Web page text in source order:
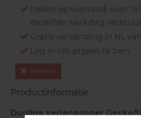
Indien op voorraad, voor
dezelfde werkdag
Gratis verzending in NL
Log in om prijzen te zien.
Bestellen
Productinformatie
Duoline verlengsnoer Gecko/